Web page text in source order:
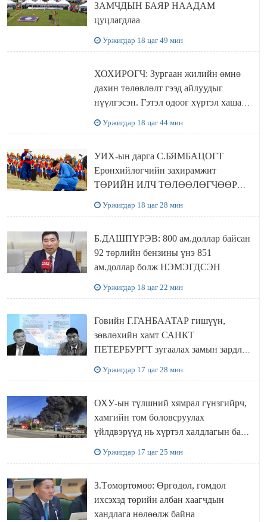
ЗАМЧДЫН БАЯР НААДАМ
цуцлагдлаа
Уржигдар 18 цаг 49 мин
ХОХИРОГЧ: Зургаан жилийн өмнө
дахин төлөвлөлт гээд айлуудыг
нүүлгэсэн. Гэтэл одоог хүртэл хашаа
Уржигдар 18 цаг 44 мин
УИХ-ын дарга С.БЯМБАЦОГТ
Ерөнхийлөгчийн захирамжит
ТӨРИЙН ИЛЧ ТӨЛӨӨЛӨГЧӨӨР
Уржигдар 18 цаг 28 мин
Б.ДАШПҮРЭВ: 800 ам.доллар байсан
92 төрлийн бензины үнэ 851
ам.доллар болж НЭМЭГДСЭН
Уржигдар 18 цаг 22 мин
Говийн Г.ГАНБААТАР гишүүн,
зөвлөхийн хамт САНКТ
ПЕТЕРБУРГТ зугаалах замын зардлаа
Уржигдар 17 цаг 28 мин
ОХУ-ын түлшний хямрал гүнзгийрч,
хамгийн том боловсруулах
үйлдвэрүүд нь хүртэл халдлагын бай
Уржигдар 17 цаг 25 мин
З.Төмөртөмөө: Өргөдөл, гомдол
ихсэхэд төрийн албан хаагчдын
хандлага нөлөөлж байна